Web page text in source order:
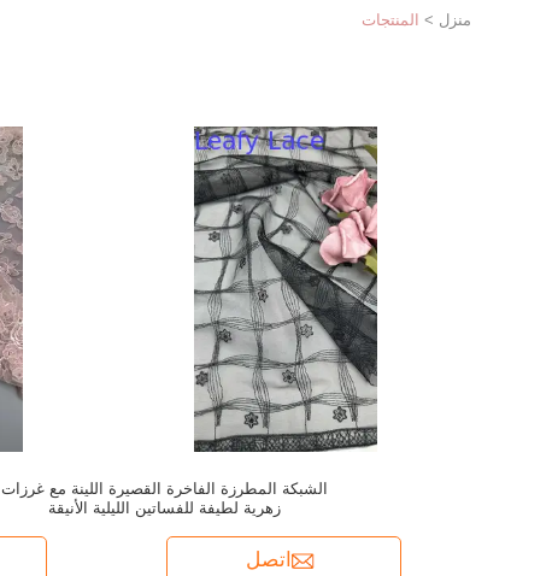
منزل > المنتجات
الشبكة المطرزة الفاخرة القصيرة اللينة مع غرزات
زهرية لطيفة للفساتين الليلية الأنيقة
اتصل